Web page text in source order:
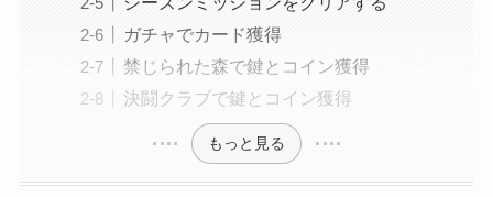
ガチャでカード獲得
禁じられた森で鍵とコイン獲得
決闘クラブで鍵とコイン獲得
もっと見る